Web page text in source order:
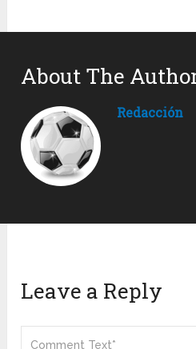
About The
Redacción
Leave a Reply